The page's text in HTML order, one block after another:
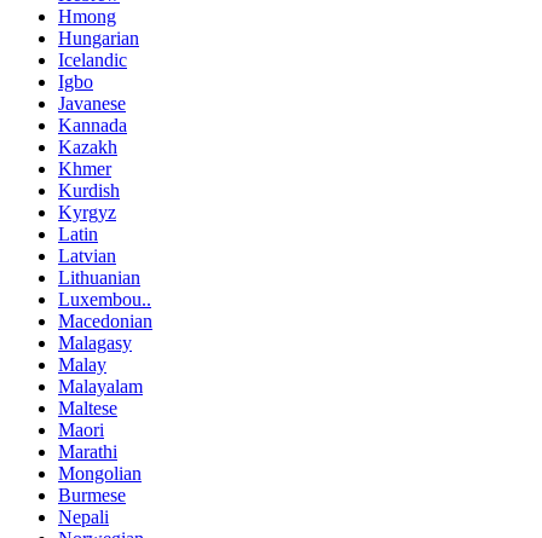
Hmong
Hungarian
Icelandic
Igbo
Javanese
Kannada
Kazakh
Khmer
Kurdish
Kyrgyz
Latin
Latvian
Lithuanian
Luxembou..
Macedonian
Malagasy
Malay
Malayalam
Maltese
Maori
Marathi
Mongolian
Burmese
Nepali